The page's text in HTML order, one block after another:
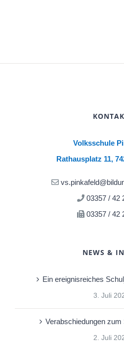
Volksschule
Rathausplatz 11,
03357 / 42
03357 / 42
NEWS &
Ein ereignisreiches
3. Juli
Verabschiedungen zum
2. Juli